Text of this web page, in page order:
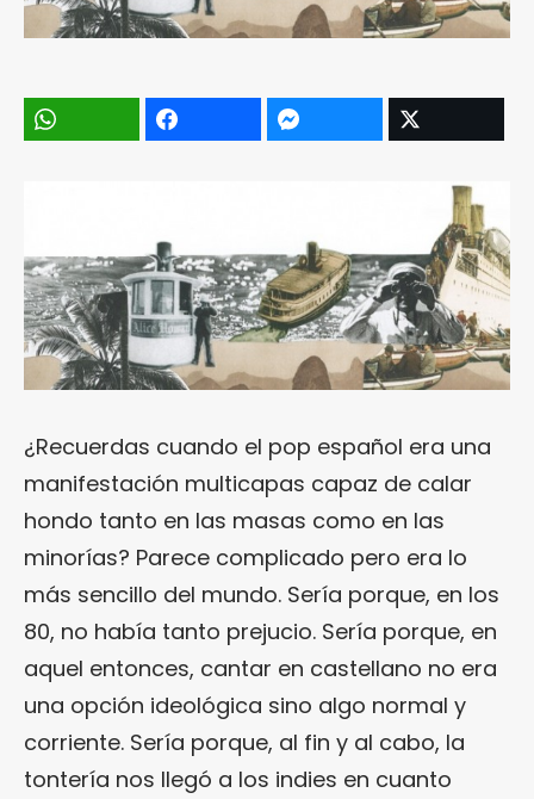
¿Recuerdas cuando el pop español era una
manifestación multicapas capaz de calar
hondo tanto en las masas como en las
minorías? Parece complicado pero era lo
más sencillo del mundo. Sería porque, en los
80, no había tanto prejucio. Sería porque, en
aquel entonces, cantar en castellano no era
una opción ideológica sino algo normal y
corriente. Sería porque, al fin y al cabo, la
tontería nos llegó a los indies en cuanto